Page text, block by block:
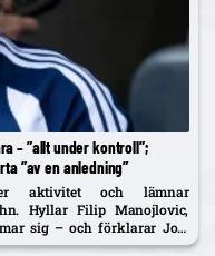
– ”allt under kontroll”;
”av en anledning”
aktivitet och lämnar
Hyllar Filip Manojlovic,
sig – och förklarar Joel
anledning".